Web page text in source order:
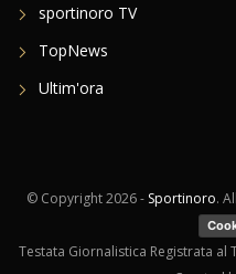
sportinoro TV
TopNews
Ultim'ora
© Copyright2026 - Sportinoro.
Testata Giornalistica Registrata al